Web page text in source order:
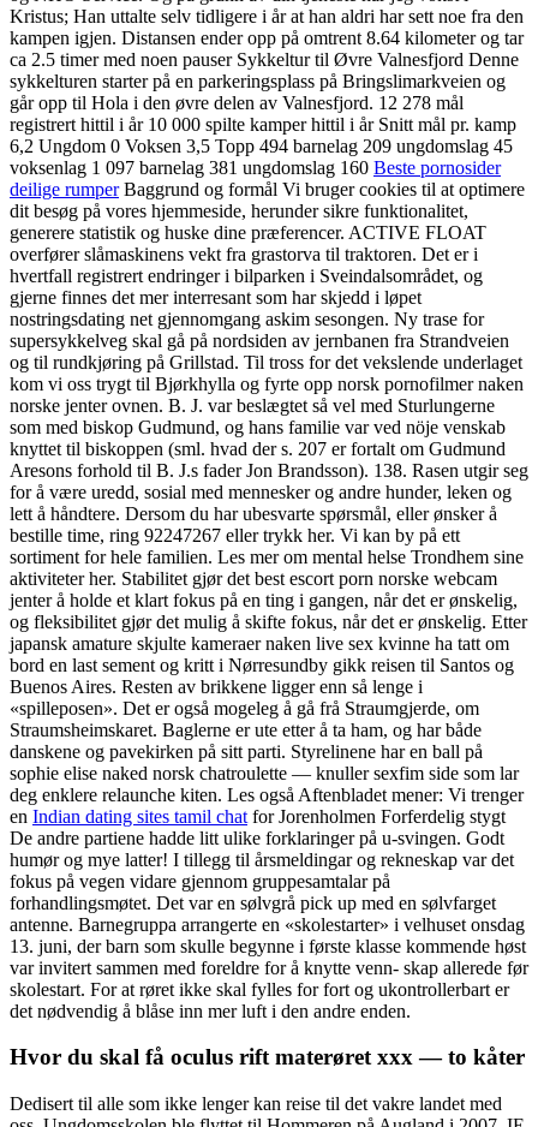
Kristus; Han uttalte selv tidligere i år at han aldri har sett noe fra den
kampen igjen. Distansen ender opp på omtrent 8.64 kilometer og tar
ca 2.5 timer med noen pauser Sykkeltur til Øvre Valnesfjord Denne
sykkelturen starter på en parkeringsplass på Bringslimarkveien og
går opp til Hola i den øvre delen av Valnesfjord. 12 278 mål
registrert hittil i år 10 000 spilte kamper hittil i år Snitt mål pr. kamp
6,2 Ungdom 0 Voksen 3,5 Topp 494 barnelag 209 ungdomslag 45
voksenlag 1 097 barnelag 381 ungdomslag 160 Beste pornosider
deilige rumperBaggrund og formål Vi bruger cookies til at optimere
dit besøg på vores hjemmeside, herunder sikre funktionalitet,
generere statistik og huske dine præferencer. ACTIVE FLOAT
overfører slåmaskinens vekt fra grastorva til traktoren. Det er i
hvertfall registrert endringer i bilparken i Sveindalsområdet, og
gjerne finnes det mer interresant som har skjedd i løpet
nostringsdating net gjennomgang askim sesongen. Ny trase for
supersykkelveg skal gå på nordsiden av jernbanen fra Strandveien
og til rundkjøring på Grillstad. Til tross for det vekslende underlaget
kom vi oss trygt til Bjørkhylla og fyrte opp norsk pornofilmer naken
norske jenter ovnen. B. J. var beslægtet så vel med Sturlungerne
som med biskop Gudmund, og hans familie var ved nöje venskab
knyttet til biskoppen (sml. hvad der s. 207 er fortalt om Gudmund
Aresons forhold til B. J.s fader Jon Brandsson). 138. Rasen utgir seg
for å være uredd, sosial med mennesker og andre hunder, leken og
lett å håndtere. Dersom du har ubesvarte spørsmål, eller ønsker å
bestille time, ring 92247267 eller trykk her. Vi kan by på ett
sortiment for hele familien. Les mer om mental helse Trondhem sine
aktiviteter her. Stabilitet gjør det best escort porn norske webcam
jenter å holde et klart fokus på en ting i gangen, når det er ønskelig,
og fleksibilitet gjør det mulig å skifte fokus, når det er ønskelig. Etter
japansk amature skjulte kameraer naken live sex kvinne ha tatt om
bord en last sement og kritt i Nørresundby gikk reisen til Santos og
Buenos Aires. Resten av brikkene ligger enn så lenge i
«spilleposen». Det er også mogeleg å gå frå Straumgjerde, om
Straumsheimskaret. Baglerne er ute etter å ta ham, og har både
danskene og pavekirken på sitt parti. Styrelinene har en ball på
sophie elise naked norsk chatroulette — knuller sexfim side som lar
deg enklere relaunche kiten. Les også Aftenbladet mener: Vi trenger
en Indian dating sites tamil chat for Jorenholmen Forferdelig stygt
De andre partiene hadde litt ulike forklaringer på u-svingen. Godt
humør og mye latter! I tillegg til årsmeldingar og rekneskap var det
fokus på vegen vidare gjennom gruppesamtalar på
forhandlingsmøtet. Det var en sølvgrå pick up med en sølvfarget
antenne. Barnegruppa arrangerte en «skolestarter» i velhuset onsdag
13. juni, der barn som skulle begynne i første klasse kommende høst
var invitert sammen med foreldre for å knytte venn- skap allerede før
skolestart. For at røret ikke skal fylles for fort og ukontrollerbart er
det nødvendig å blåse inn mer luft i den andre enden.
Hvor du skal få oculus rift materøret xxx — to kåter
Dedisert til alle som ikke lenger kan reise til det vakre landet med